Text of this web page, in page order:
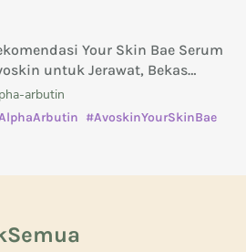
Your Skin Bae Serum
untuk Jerawat, Bekas
Kusam, dan Masalah Kulit
arbutin
#AvoskinYourSkinBae